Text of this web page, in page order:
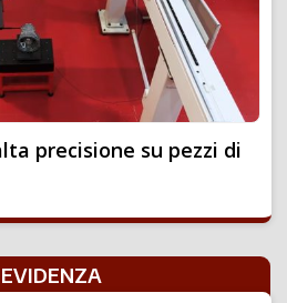
precisione su pezzi di